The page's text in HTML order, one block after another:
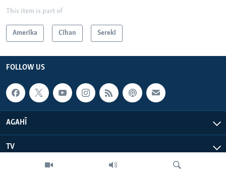
This item is part of
Amerîka Cîhan Serekî
FOLLOW US
AGAHÎ
TV